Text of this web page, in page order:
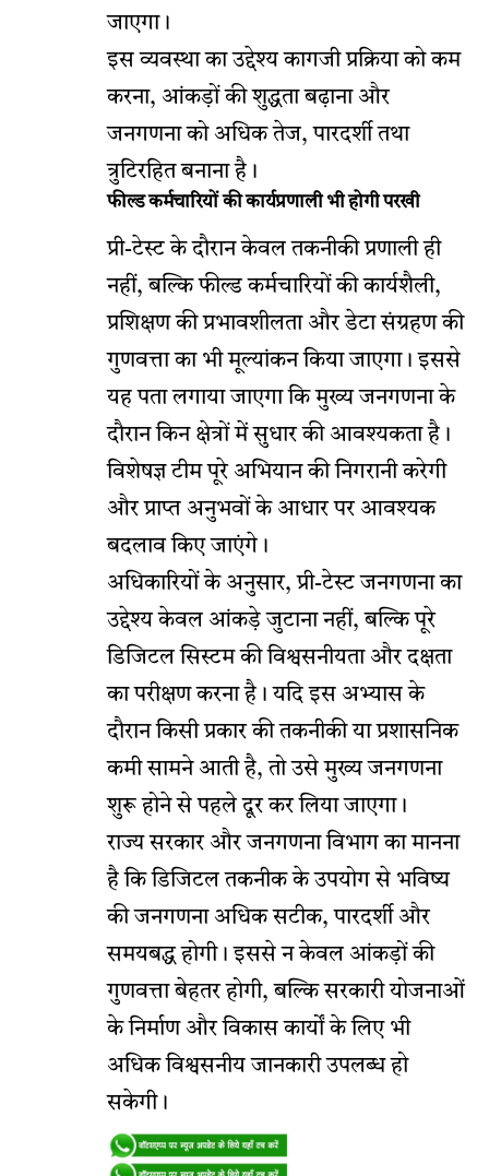
जाएगा।
इस व्यवस्था का उद्देश्य कागजी प्रक्रिया को कम
करना, आंकड़ों की शुद्धता बढ़ाना और
जनगणना को अधिक तेज, पारदर्शी तथा
त्रुटिरहित बनाना है।
फील्ड कर्मचारियों की कार्यप्रणाली भी होगी परखी
प्री-टेस्ट के दौरान केवल तकनीकी प्रणाली ही
नहीं, बल्कि फील्ड कर्मचारियों की कार्यशैली,
प्रशिक्षण की प्रभावशीलता और डेटा संग्रहण की
गुणवत्ता का भी मूल्यांकन किया जाएगा। इससे
यह पता लगाया जाएगा कि मुख्य जनगणना के
दौरान किन क्षेत्रों में सुधार की आवश्यकता है।
विशेषज्ञ टीम पूरे अभियान की निगरानी करेगी
और प्राप्त अनुभवों के आधार पर आवश्यक
बदलाव किए जाएंगे।
अधिकारियों के अनुसार, प्री-टेस्ट जनगणना का
उद्देश्य केवल आंकड़े जुटाना नहीं, बल्कि पूरे
डिजिटल सिस्टम की विश्वसनीयता और दक्षता
का परीक्षण करना है। यदि इस अभ्यास के
दौरान किसी प्रकार की तकनीकी या प्रशासनिक
कमी सामने आती है, तो उसे मुख्य जनगणना
शुरू होने से पहले दूर कर लिया जाएगा।
राज्य सरकार और जनगणना विभाग का मानना
है कि डिजिटल तकनीक के उपयोग से भविष्य
की जनगणना अधिक सटीक, पारदर्शी और
समयबद्ध होगी। इससे न केवल आंकड़ों की
गुणवत्ता बेहतर होगी, बल्कि सरकारी योजनाओं
के निर्माण और विकास कार्यों के लिए भी
अधिक विश्वसनीय जानकारी उपलब्ध हो
सकेगी।